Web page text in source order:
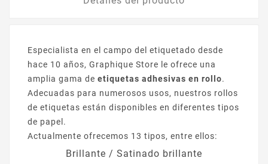
Especialista en el campo del etiquetado desde
hace 10 años, Graphique Store le ofrece una
amplia gama de etiquetas adhesivas en rollo.
Adecuadas para numerosos usos, nuestros rollos
de etiquetas están disponibles en diferentes tipos
de papel.
Actualmente ofrecemos 13 tipos, entre ellos:
Brillante / Satinado brillante